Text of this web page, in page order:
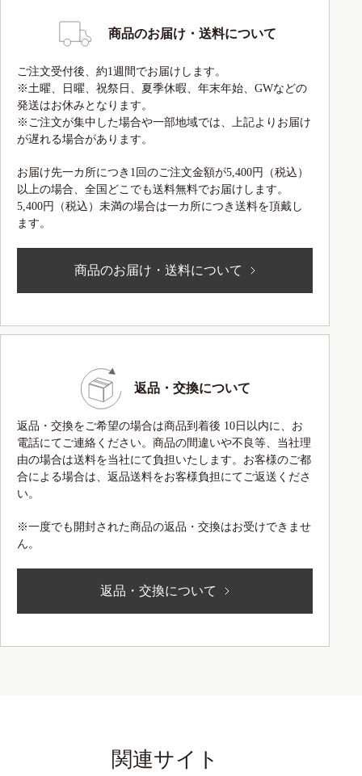
商品のお届け・送料について
ご注文受付後、約1週間でお届けします。
※土曜、日曜、祝祭日、夏季休暇、年末年始、GWなどの
発送はお休みとなります。
※ご注文が集中した場合や一部地域では、上記よりお届け
が遅れる場合があります。
お届け先一カ所につき1回のご注文金額が5,400円（税込）
以上の場合、全国どこでも送料無料でお届けします。
5,400円（税込）未満の場合は一カ所につき送料を頂戴し
ます。
商品のお届け・送料について
返品・交換について
返品・交換をご希望の場合は商品到着後 10日以内に、お
電話にてご連絡ください。商品の間違いや不良等、当社理
由の場合は送料を当社にて負担いたします。お客様のご都
合による場合は、返品送料をお客様負担にてご返送くださ
い。
※一度でも開封された商品の返品・交換はお受けできませ
ん。
返品・交換について
関連サイト